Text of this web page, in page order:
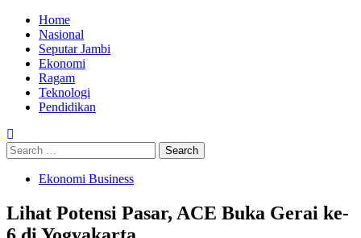
Home
Nasional
Seputar Jambi
Ekonomi
Ragam
Teknologi
Pendidikan
Ekonomi Business
Lihat Potensi Pasar, ACE Buka Gerai ke-